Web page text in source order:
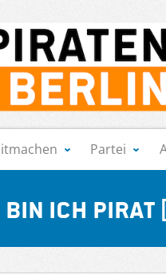
Partei
bin ich Pirat